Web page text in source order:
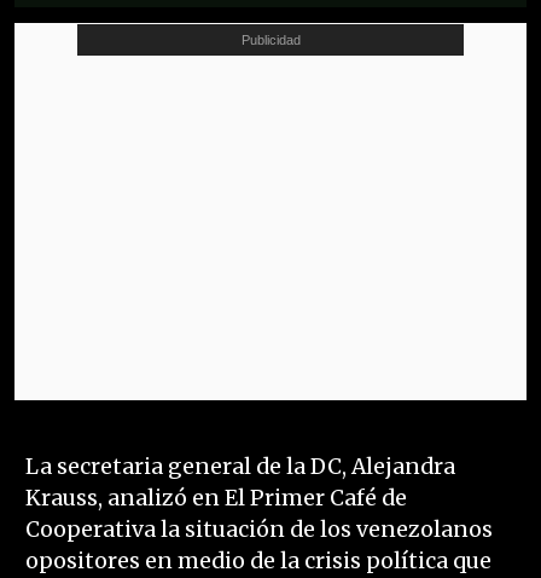
La secretaria general de la DC, Alejandra
Krauss, analizó en El Primer Café de
Cooperativa la situación de los venezolanos
opositores en medio de la crisis política que